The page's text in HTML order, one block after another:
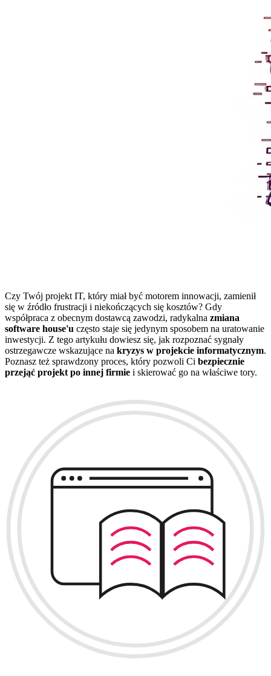
Czy Twój projekt IT, który miał być motorem innowacji, zamienił
się w źródło frustracji i niekończących się kosztów? Gdy
współpraca z obecnym dostawcą zawodzi, radykalna zmiana
software house'u często staje się jedynym sposobem na uratowanie
inwestycji. Z tego artykułu dowiesz się, jak rozpoznać sygnały
ostrzegawcze wskazujące na kryzys w projekcie informatycznym.
Poznasz też sprawdzony proces, który pozwoli Ci bezpiecznie
przejąć projekt po innej firmie i skierować go na właściwe tory.